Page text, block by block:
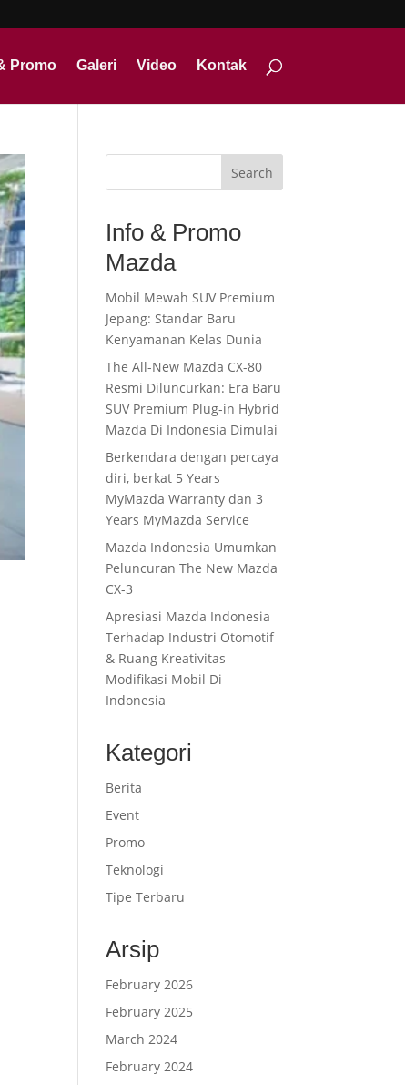
Promo Galeri Video Kontak
Search
Info & Promo
Mazda
Mobil Mewah SUV Premium
Jepang: Standar Baru
Kenyamanan Kelas Dunia
The All-New Mazda CX-80
Resmi Diluncurkan: Era Baru
SUV Premium Plug-in Hybrid
Mazda Di Indonesia Dimulai
Berkendara dengan percaya
diri, berkat 5 Years
MyMazda Warranty dan 3
Years MyMazda Service
Mazda Indonesia Umumkan
Peluncuran The New Mazda
CX-3
Apresiasi Mazda Indonesia
Terhadap Industri Otomotif
& Ruang Kreativitas
Modifikasi Mobil Di
Indonesia
Kategori
Berita
Event
Promo
Teknologi
Tipe Terbaru
Arsip
February 2026
February 2025
March 2024
February 2024